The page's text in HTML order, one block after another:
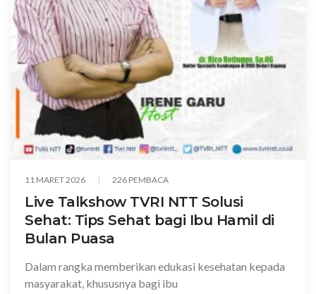
11 MARET 2026 226 PEMBACA
Live Talkshow TVRI NTT Solusi
Sehat: Tips Sehat bagi Ibu Hamil di
Bulan Puasa
Dalam rangka memberikan edukasi kesehatan kepada
masyarakat, khususnya bagi ibu